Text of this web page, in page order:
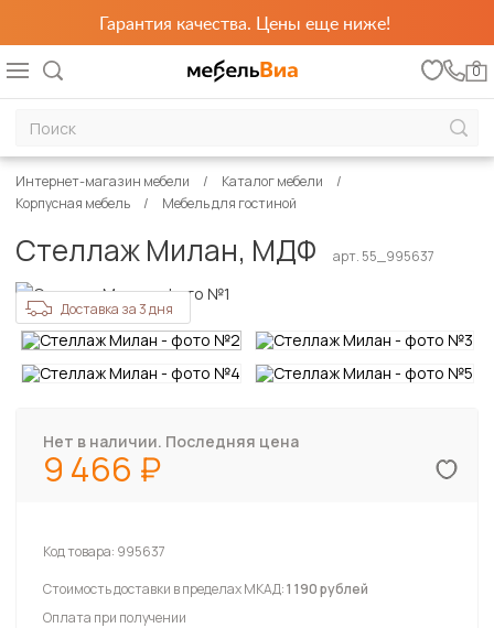
Гарантия качества. Цены еще ниже!
0
Интернет-магазин мебели
Каталог мебели
Корпусная мебель
Мебель для гостиной
Стеллаж Милан, МДФ арт. 55_995637
Доставка за 3 дня
Нет в наличии. Последняя цена
9 466
Код товара: 995637
Стоимость доставки в пределах МКАД:1 190 рублей
Оплата при получении